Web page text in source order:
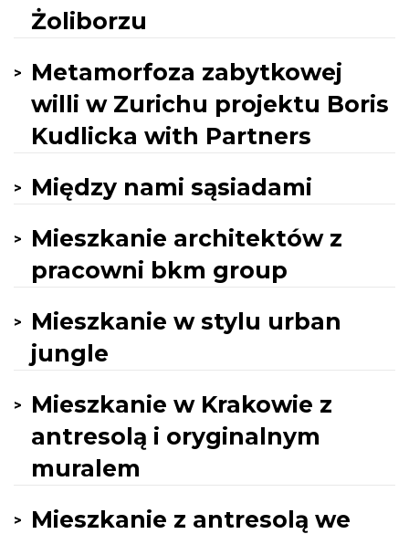
Żoliborzu
Metamorfoza zabytkowej
willi w Zurichu projektu Boris
Kudlicka with Partners
Między nami sąsiadami
Mieszkanie architektów z
pracowni bkm group
Mieszkanie w stylu urban
jungle
Mieszkanie w Krakowie z
antresolą i oryginalnym
muralem
Mieszkanie z antresolą we